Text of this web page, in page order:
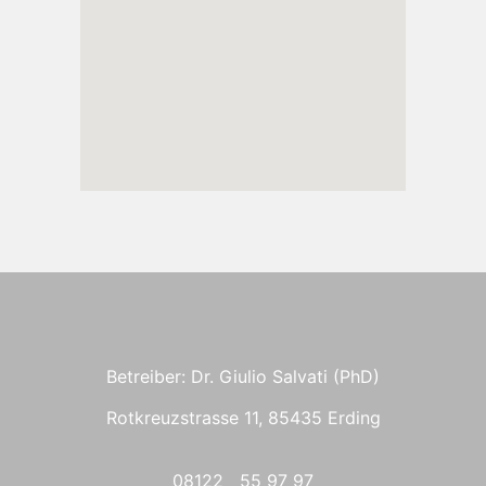
Betreiber: Dr. Giulio Salvati (PhD)
Rotkreuzstrasse 11, 85435 Erding
08122 55 97 97